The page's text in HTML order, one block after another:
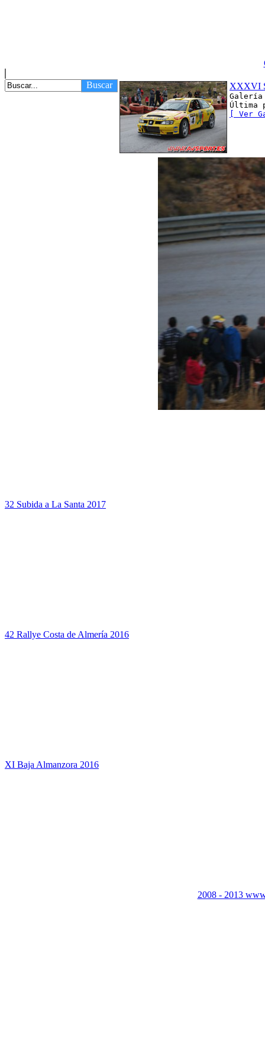
Buscar XXXVI
Última
[ Ver
32 Subida a La Santa 2017
42 Rallye Costa de Almería 2016
XI Baja Almanzora 2016
2008 - 2013